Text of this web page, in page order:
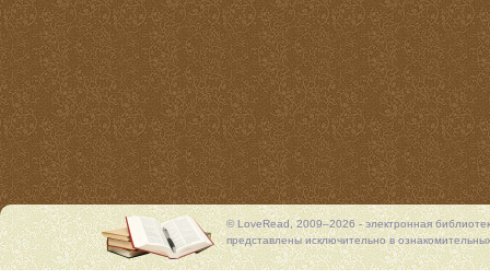
© LoveRead, 2009–2026 - электронная
представлены исключительно в